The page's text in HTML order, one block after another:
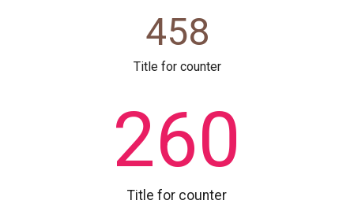
458
Title for counter
260
Title for counter